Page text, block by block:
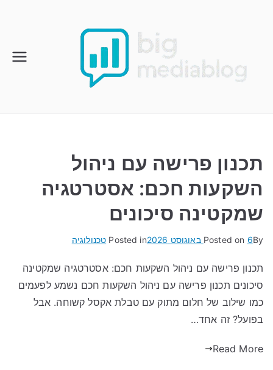
תכנון פרישה עם ניהול
השקעות חכם: אסטרטגיה
שמקטינה סיכונים
By
Posted on 6 באוגוסט 2026 Posted in טכנולוגיה
תכנון פרישה עם ניהול השקעות חכם: אסטרטגיה שמקטינה
סיכונים תכנון פרישה עם ניהול השקעות חכם נשמע לפעמים
כמו שילוב של חלום מתוק עם טבלת אקסל קשוחה. אבל
בפועל? זה אחד…
Read More